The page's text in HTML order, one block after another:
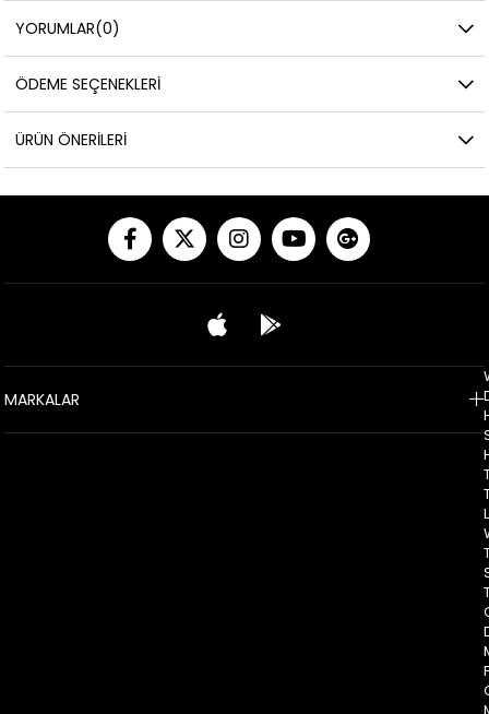
YORUMLAR(0)
ÖDEME SEÇENEKLERI
ÜRÜN ÖNERILERI
MARKALAR